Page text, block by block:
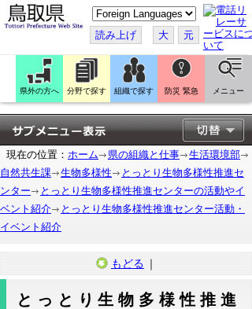
こ
の
ペ
ー
ジ
翻
訳
す
る
読み上げ 大 元
県外の方へ 分野で探す 組織で探す 防災 緊急 メニュー
現在の位置： ホーム 県の組織と仕事
生活環境部
自然共生課
生物多様性
とっとり生物多様性推進セ
ンター
とっとり生物多様性推進センターの活動やイ
ベント紹介
とっとり生物多様性推進センター活動・
イベント紹介
もどる ｜
とっとり生物多様性推進